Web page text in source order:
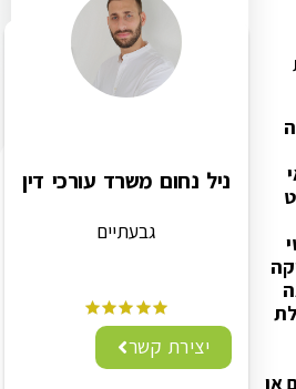
או
ניל נחום משרד עורכי דין
גבעתיים
יצירת קשר